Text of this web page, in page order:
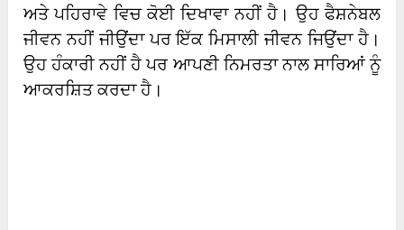
ਅਤੇ ਪਹਿਰਾਵੇ ਵਿਚ ਕੋਈ ਦਿਖਾਵਾ ਨਹੀਂ ਹੈ। ਉਹ ਫੈਸ਼ਨੇਬਲ
ਜੀਵਨ ਨਹੀਂ ਜੀਉਂਦਾ ਪਰ ਇੱਕ ਮਿਸਾਲੀ ਜੀਵਨ ਜਿਉਂਦਾ ਹੈ।
ਉਹ ਹੰਕਾਰੀ ਨਹੀਂ ਹੈ ਪਰ ਆਪਣੀ ਨਿਮਰਤਾ ਨਾਲ ਸਾਰਿਆਂ ਨੂੰ
ਆਕਰਸ਼ਿਤ ਕਰਦਾ ਹੈ।